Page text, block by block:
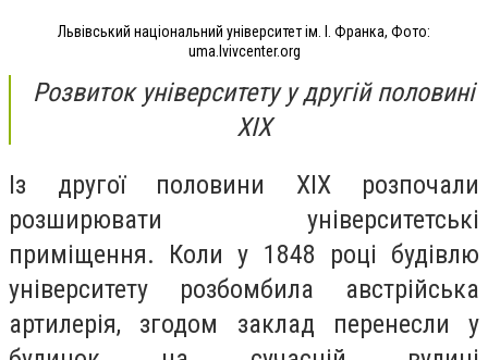
Львівський національний університет ім. І. Франка, Фото:
uma.lvivcenter.org
Розвиток університету у другій половині
XIX
Із другої половини ХІХ розпочали
розширювати університетські
приміщення. Коли у 1848 році будівлю
університету розбомбила австрійська
артилерія, згодом заклад перенесли у